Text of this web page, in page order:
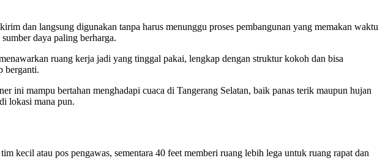
dan langsung digunakan tanpa harus menunggu proses pembangunan yang memakan waktu
daya paling berharga.
ruang kerja jadi yang tinggal pakai, lengkap dengan struktur kokoh dan bisa
berganti.
ini mampu bertahan menghadapi cuaca di Tangerang Selatan, baik panas terik maupun hujan
lokasi mana pun.
kecil atau pos pengawas, sementara 40 feet memberi ruang lebih lega untuk ruang rapat dan